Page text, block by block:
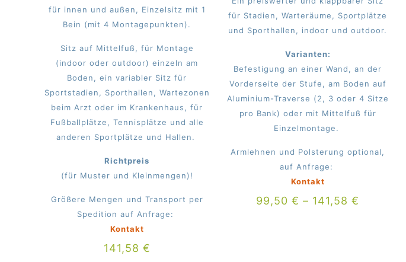
für innen und außen, Einzelsitz mit 1
Bein (mit 4 Montagepunkten).
Sitz auf Mittelfuß, für Montage
(indoor oder outdoor) einzeln am
Boden, ein variabler Sitz für
Sportstadien, Sporthallen, Wartezonen
beim Arzt oder im Krankenhaus, für
Fußballplätze, Tennisplätze und alle
anderen Sportplätze und Hallen.
Richtpreis
(für Muster und Kleinmengen)!
Größere Mengen und Transport per
Spedition auf Anfrage:
Kontakt
141,58 €
für Stadien, Warteräume, Sportplätze
und Sporthallen, indoor und outdoor.
Varianten:
Befestigung an einer Wand, an der
Vorderseite der Stufe, am Boden auf
Aluminium-Traverse (2, 3 oder 4 Sitze
pro Bank) oder mit Mittelfuß für
Einzelmontage.
Armlehnen und Polsterung optional,
auf Anfrage:
Kontakt
99,50€ – 141,58€